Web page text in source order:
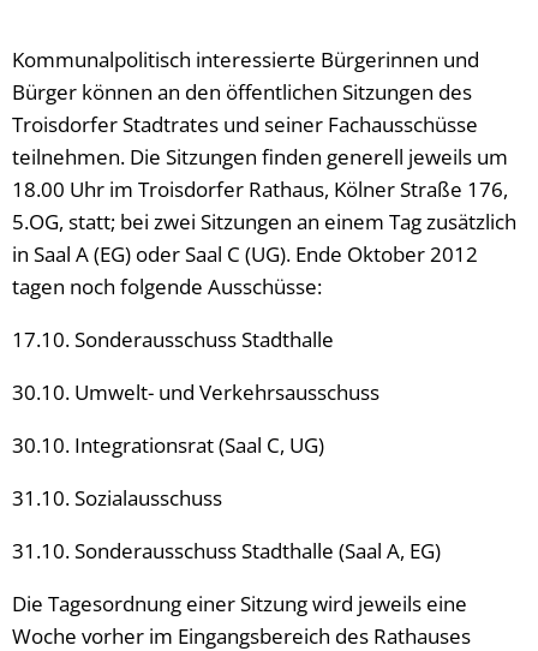
Kommunalpolitisch interessierte Bürgerinnen und
Bürger können an den öffentlichen Sitzungen des
Troisdorfer Stadtrates und seiner Fachausschüsse
teilnehmen. Die Sitzungen finden generell jeweils um
18.00 Uhr im Troisdorfer Rathaus, Kölner Straße 176,
5.OG, statt; bei zwei Sitzungen an einem Tag zusätzlich
in Saal A (EG) oder Saal C (UG). Ende Oktober 2012
tagen noch folgende Ausschüsse:
17.10. Sonderausschuss Stadthalle
30.10. Umwelt- und Verkehrsausschuss
30.10. Integrationsrat (Saal C, UG)
31.10. Sozialausschuss
31.10. Sonderausschuss Stadthalle (Saal A, EG)
Die Tagesordnung einer Sitzung wird jeweils eine
Woche vorher im Eingangsbereich des Rathauses